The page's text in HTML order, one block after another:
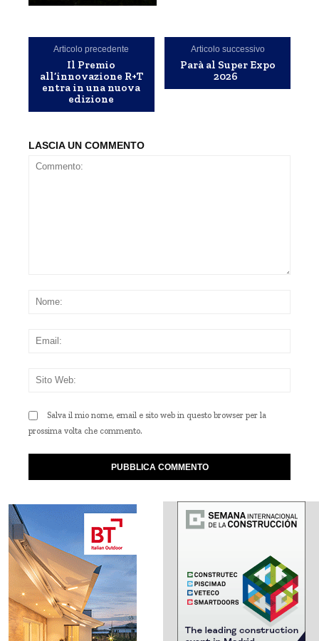
Articolo precedente
Il Premio
all’innovazione R+T
entra in una nuova
edizione
Articolo successivo
Parà al Super Expo
2026
LASCIA UN COMMENTO
Salva il mio nome, email e sito web in questo browser per la
prossima volta che commento.